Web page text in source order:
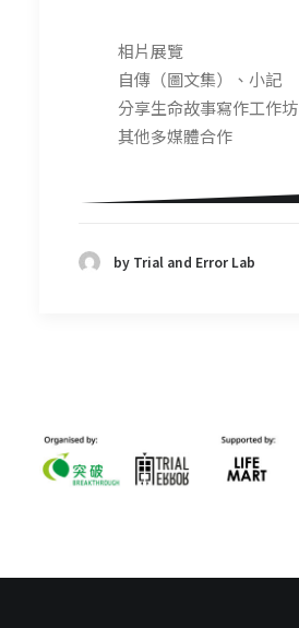
相片展覽
自傳（圖文集）、小記
分享生命故事寫作工作坊
其他多媒體合作
by Trial and Error Lab